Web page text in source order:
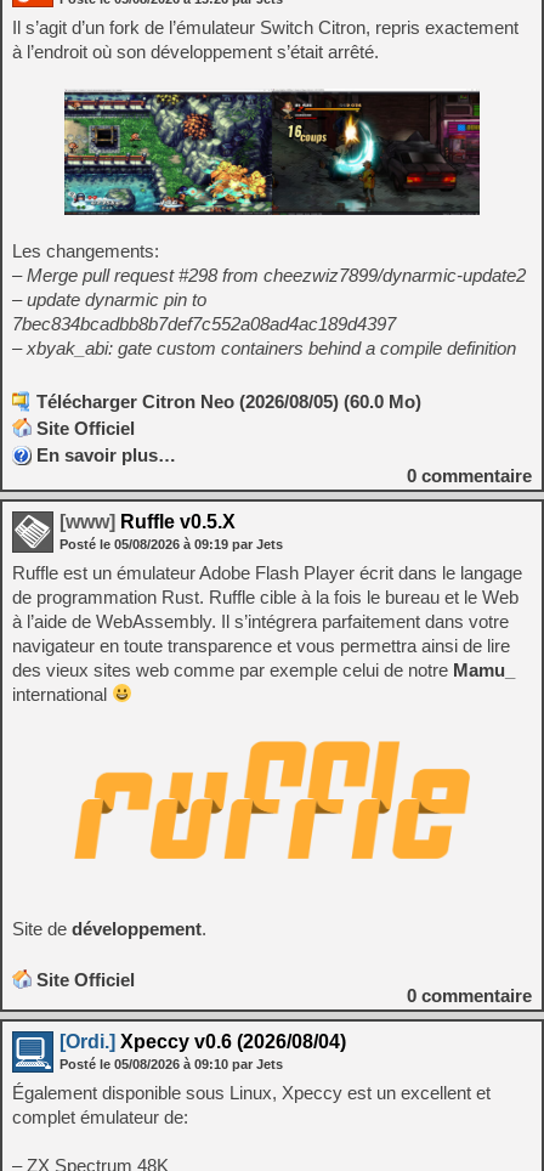
Il s’agit d’un fork de l’émulateur Switch Citron, repris exactement
à l’endroit où son développement s’était arrêté.
Les changements:
– Merge pull request #298 from cheezwiz7899/dynarmic-update2
– update dynarmic pin to
7bec834bcadbb8b7def7c552a08ad4ac189d4397
– xbyak_abi: gate custom containers behind a compile definition
Télécharger Citron Neo (2026/08/05) (60.0 Mo)
Site Officiel
En savoir plus…
0 commentaire
[www] Ruffle v0.5.X
Posté le 05/08/2026 à 09:19 par Jets
Ruffle est un émulateur Adobe Flash Player écrit dans le langage
de programmation Rust. Ruffle cible à la fois le bureau et le Web
à l’aide de WebAssembly. Il s’intégrera parfaitement dans votre
navigateur en toute transparence et vous permettra ainsi de lire
des vieux sites web comme par exemple celui de notre Mamu_
international
Site de développement.
Site Officiel
0 commentaire
[Ordi.] Xpeccy v0.6 (2026/08/04)
Posté le 05/08/2026 à 09:10 par Jets
Également disponible sous Linux, Xpeccy est un excellent et
complet émulateur de:
– ZX Spectrum 48K